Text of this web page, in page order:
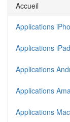
Accueil
Applications
Applications iPad
Applications
Applications
Applications Mac